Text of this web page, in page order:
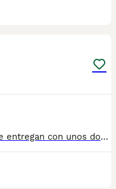
Disponibles machos y hembras Se entregan con unos dos meses y medio de edad y sus vacunas correspondientes, desparasitados, certificado de salud, garantías por escrito tanto por enfermedad vírica como congénito genética. Todos los cachorros son descendientes de las mejores líneas nacionales, criados por profesionales expertos. Se entregan en toda España con transporte propio de alta calidad preparado para animales, van en vehículo climatizado con chófer particular a cargo del comprador. Teléfono / Whats app: 641 92 23 90 Precio a partir de 1000€